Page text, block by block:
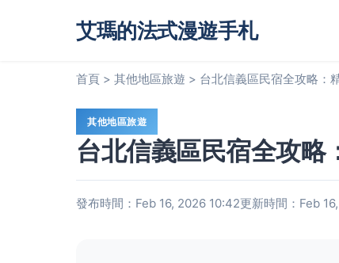
艾瑪的法式漫遊手札
首頁 > 其他地區旅遊 > 台北信義區民宿全攻略：
其他地區旅遊
台北信義區民宿全攻略
發布時間：Feb 16, 2026 10:42更新時間：Feb